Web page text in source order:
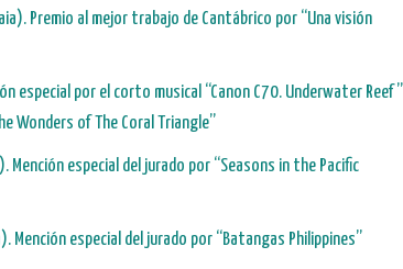
Premio al mejor trabajo de Cantábrico por “Una visión
especial por el corto musical “Canon C70. Underwater Reef”
Wonders of The Coral Triangle”
Mención especial del jurado por “Seasons in the Pacific
). Mención especial del jurado por “Batangas Philippines”